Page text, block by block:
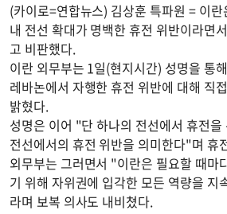
(카이로=연합뉴스) 김상훈 특파원 = 이
내 전선 확대가 명백한 휴전 위반이라면
고 비판했다.
이란 외무부는 1일(현지시간) 성명을 통
레바논에서 자행한 휴전 위반에 대해 직
밝혔다.
성명은 이어 "단 하나의 전선에서 휴전을
전선에서의 휴전 위반을 의미한다"며 휴
외무부는 그러면서 "이란은 필요할 때마
기 위해 자위권에 입각한 모든 역량을 지
라며 보복 의사도 내비쳤다.